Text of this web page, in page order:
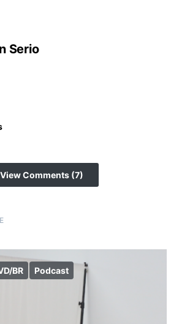
Serio
View Comments (7)
BR Podcast